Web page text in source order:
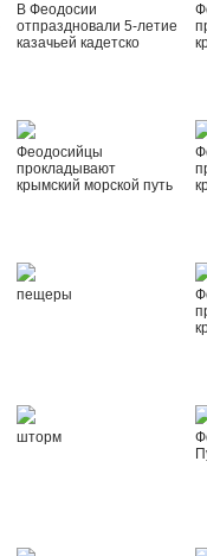
В Феодосии
отпраздновали 5-летие
казачьей кадетско
Феодосийцы
прокладывают
крымский морской путь
пещеры
шторм